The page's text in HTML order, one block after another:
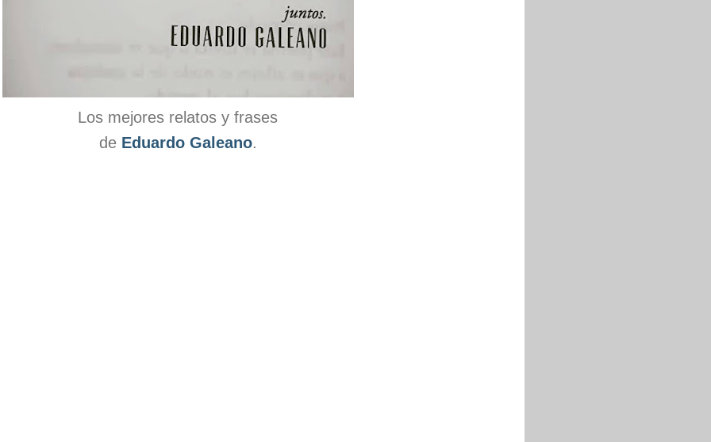
Los mejores relatos y frases
de Eduardo Galeano.